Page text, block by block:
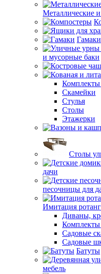
Металлические
Гамаки
и мусорные баки
Комплекты
Скамейки
Стулья
Столы
Этажерки
Столы
дачи
песочницы для
Имитация
Диваны,
Комплекты
Садовые
Садовые
Батуты
мебель